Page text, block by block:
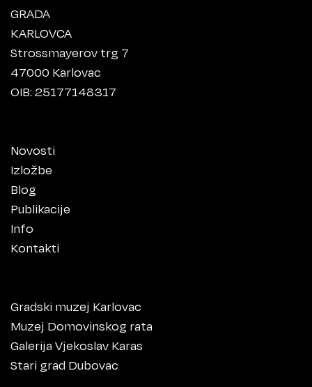
GRADA
KARLOVCA
Strossmayerov trg 7
47000 Karlovac
OIB: 25177148317
Novosti
Izložbe
Blog
Publikacije
Info
Kontakti
Gradski muzej Karlovac
Muzej Domovinskog rata
Galerija Vjekoslav Karas
Stari grad Dubovac